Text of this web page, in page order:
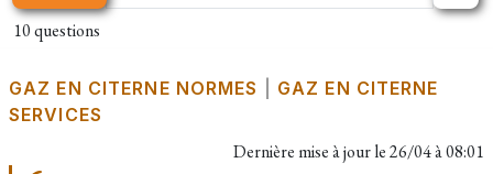
10 questions
GAZ EN CITERNE NORMES
GAZ EN CITERNE
SERVICES
Dernière mise à jour le26/04 à 08:01